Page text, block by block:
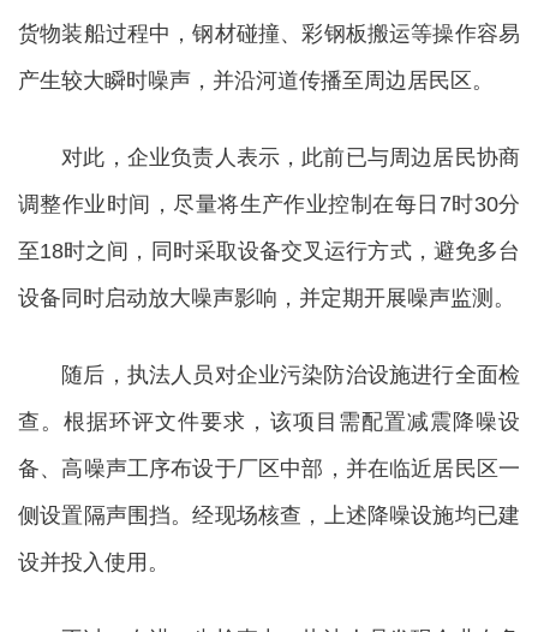
货物装船过程中，钢材碰撞、彩钢板搬运等操作容易
产生较大瞬时噪声，并沿河道传播至周边居民区。
对此，企业负责人表示，此前已与周边居民协商
调整作业时间，尽量将生产作业控制在每日7时30分
至18时之间，同时采取设备交叉运行方式，避免多台
设备同时启动放大噪声影响，并定期开展噪声监测。
随后，执法人员对企业污染防治设施进行全面检
查。根据环评文件要求，该项目需配置减震降噪设
备、高噪声工序布设于厂区中部，并在临近居民区一
侧设置隔声围挡。经现场核查，上述降噪设施均已建
设并投入使用。